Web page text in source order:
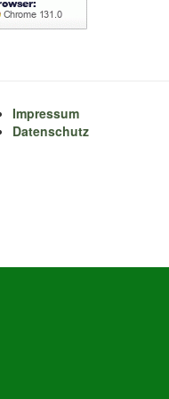
Impressum
Datenschutz